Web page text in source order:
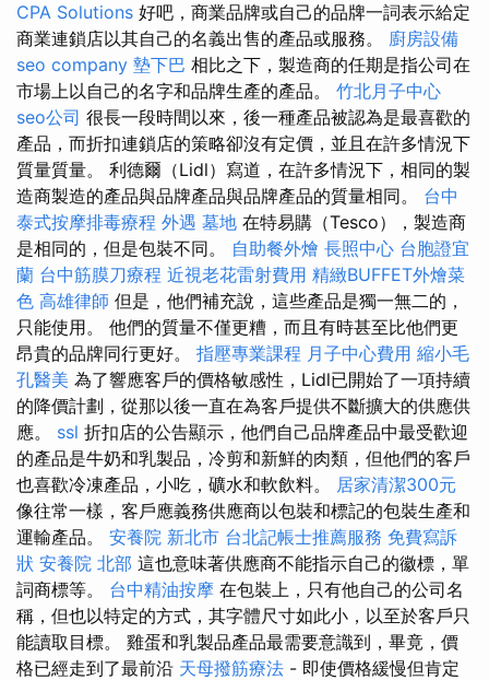
CPA Solutions 好吧，商業品牌或自己的品牌一詞表示給定
商業連鎖店以其自己的名義出售的產品或服務。 廚房設備
seo company 墊下巴 相比之下，製造商的任期是指公司在
市場上以自己的名字和品牌生產的產品。 竹北月子中心
seo公司 很長一段時間以來，後一種產品被認為是最喜歡的
產品，而折扣連鎖店的策略卻沒有定價，並且在許多情況下
質量質量。 利德爾（Lidl）寫道，在許多情況下，相同的製
造商製造的產品與品牌產品與品牌產品的質量相同。 台中
泰式按摩排毒療程 外遇 墓地 在特易購（Tesco），製造商
是相同的，但是包裝不同。 自助餐外燴 長照中心 台胞證宜
蘭 台中筋膜刀療程 近視老花雷射費用 精緻BUFFET外燴菜
色 高雄律師 但是，他們補充說，這些產品是獨一無二的，
只能使用。 他們的質量不僅更糟，而且有時甚至比他們更
昂貴的品牌同行更好。 指壓專業課程 月子中心費用 縮小毛
孔醫美 為了響應客戶的價格敏感性，Lidl已開始了一項持續
的降價計劃，從那以後一直在為客戶提供不斷擴大的供應供
應。 ssl 折扣店的公告顯示，他們自己品牌產品中最受歡迎
的產品是牛奶和乳製品，冷剪和新鮮的肉類，但他們的客戶
也喜歡冷凍產品，小吃，礦水和軟飲料。 居家清潔300元
像往常一樣，客戶應義務供應商以包裝和標記的包裝生產和
運輸產品。 安養院 新北市 台北記帳士推薦服務 免費寫訴
狀 安養院 北部 這也意味著供應商不能指示自己的徽標，單
詞商標等。 台中精油按摩 在包裝上，只有他自己的公司名
稱，但也以特定的方式，其字體尺寸如此小，以至於客戶只
能讀取目標。 雞蛋和乳製品產品最需要意識到，畢竟，價
格已經走到了最前沿 天母撥筋療法 - 即使價格緩慢但肯定